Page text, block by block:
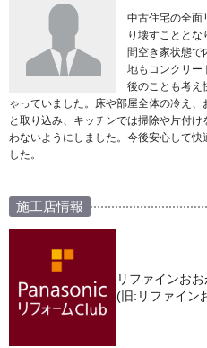
中古住宅の全面
り壊すことと
間空き家状態で
地もコンクリー
後のことも考え
ゃっていました。床や部屋全体の冷え
と取り込み、キッチンでは掃除や片付
わないようにしました。今後安心して
した。
施工店情報
リファインお
(旧:リファイン